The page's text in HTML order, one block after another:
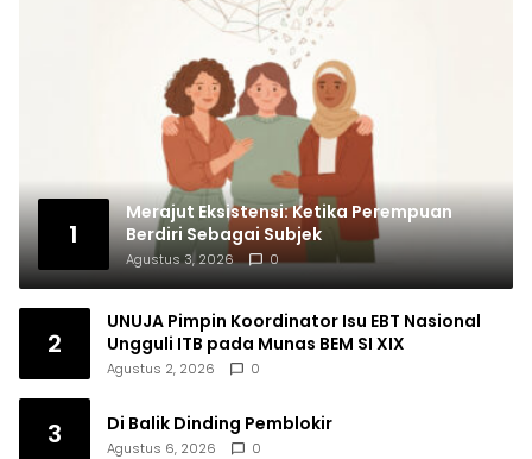
1
Merajut Eksistensi: Ketika Perempuan
Berdiri Sebagai Subjek
Agustus 3, 2026 0
2
UNUJA Pimpin Koordinator Isu EBT Nasional
Ungguli ITB pada Munas BEM SI XIX
Agustus 2, 2026 0
3 Di Balik Dinding Pemblokir
Agustus 6, 2026 0